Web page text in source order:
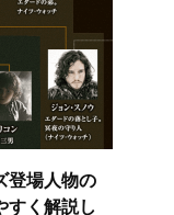
登場人物の
すく解説し